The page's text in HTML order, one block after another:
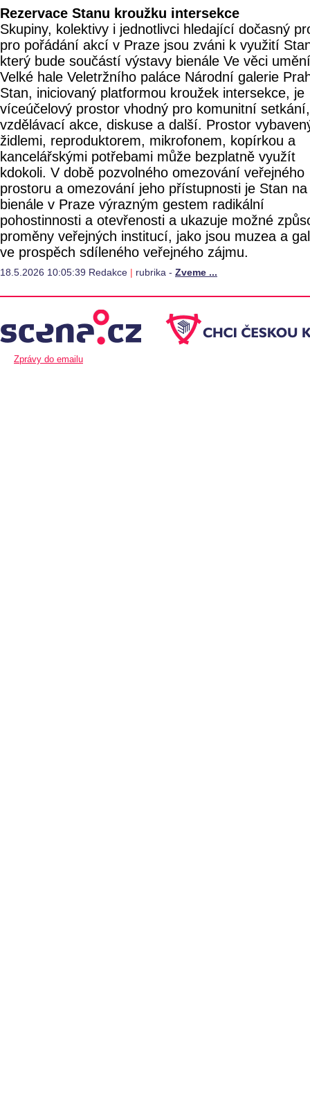
Rezervace Stanu kroužku intersekce
Skupiny, kolektivy i jednotlivci hledající dočasný
pro pořádání akcí v Praze jsou zváni k využití
který bude součástí výstavy bienále Ve věci
Velké hale Veletržního paláce Národní galerie
Stan, iniciovaný platformou kroužek intersekce, je
víceúčelový prostor vhodný pro komunitní setkání,
vzdělávací akce, diskuse a další. Prostor
židlemi, reproduktorem, mikrofonem, kopírkou a
kancelářskými potřebami může bezplatně využít
kdokoli. V době pozvolného omezování veřejného
prostoru a omezování jeho přístupnosti je Stan na
bienále v Praze výrazným gestem radikální
pohostinnosti a otevřenosti a ukazuje možné
proměny veřejných institucí, jako jsou muzea a
ve prospěch sdíleného veřejného zájmu.
18.5.2026 10:05:39 Redakce | rubrika - Zveme ...
Zprávy do emailu